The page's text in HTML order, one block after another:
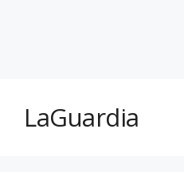
LaGuardia